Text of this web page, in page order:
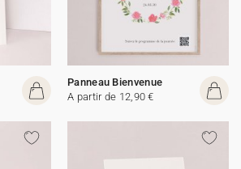
Panneau Bienvenue
A partir de 12,90 €